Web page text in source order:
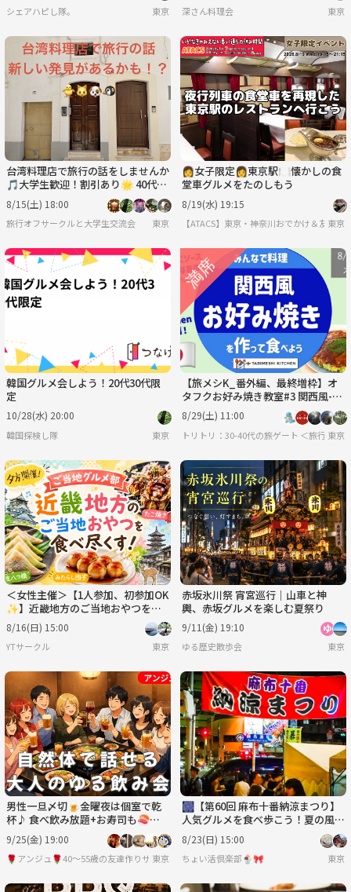
シェアハピし隊。 東京 深さん料理会 東京
台湾料理店で旅行の話をしませんか
🎵大学生歓迎！割引あり🌟 40代ま
で(国内•海外、観光、🍗🥟🍮)
8/15(土) 18:00
旅行オフサークルと大学生交流会 東京
👩女子限定👩東京駅🍽️懐かしの食
堂車グルメをたのしもう
8/19(水) 19:15
【ATACS】東京・神奈川おでかけ＆友達
東京
韓国グルメ会しよう！20代30代限
定
10/28(水) 20:00
韓国探検し隊 東京
【旅メシK_番外編、最終増枠】オ
タフクお好み焼き教室#3 関西風-作
って食べよう- あのオタフクソース
の会社主催
8/29(土) 11:00
トリトリ：30-40代の旅ゲート ＜旅行・世
東京
＜女性主催＞【1人参加、初参加OK
✨】近畿地方のご当地おやつを食
べ尽くす！
8/16(日) 15:00
YTサークル 東京
赤坂氷川祭 宵宮巡行｜山車と神
輿、赤坂グルメを楽しむ夏祭り
9/11(金) 19:10
ゆる歴史散歩会 東京
男性一旦〆切🍺金曜夜は個室で乾
杯♪ 食べ飲み放題+お寿司も🍣│ 4
0代50代│初参加の方もお気軽に♪
9/25(金) 19:00
🌹アンジュ🌹40～55歳の友達作りサークル
東京
🎆【第60回 麻布十番納涼まつり】
人気グルメを食べ歩こう！夏の風物
詩を満喫✨
8/23(日) 15:00
ちょい活倶楽部🍨🎀 東京